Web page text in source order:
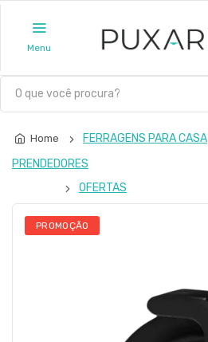
Menu
Home FERRAGENS PARA CASA
PRENDEDORES
OFERTAS
PROMOÇÃO